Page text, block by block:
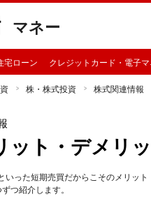
マネー
宅ローン クレジットカード・電子
株・株式投資 株式関連情報
ット・デメリ
いった短期売買だからこそのメリッ
つ紹介します。